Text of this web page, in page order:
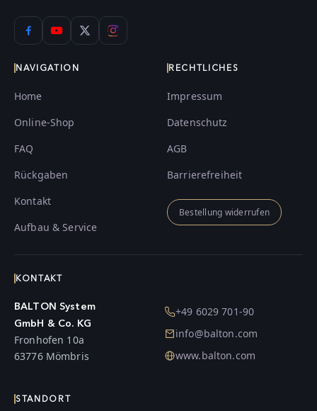
NAVIGATION
Home
Online-Shop
FAQ
Rückgaben
Kontakt
Aufbau & Service
RECHTLICHES
Impressum
Datenschutz
AGB
Barrierefreiheit
Bestellung widerrufen
KONTAKT
BALTON System
GmbH & Co. KG
Fronhofen 10a
63776 Mömbris
+49 6029 701-90
info@balton.com
www.balton.com
STANDORT